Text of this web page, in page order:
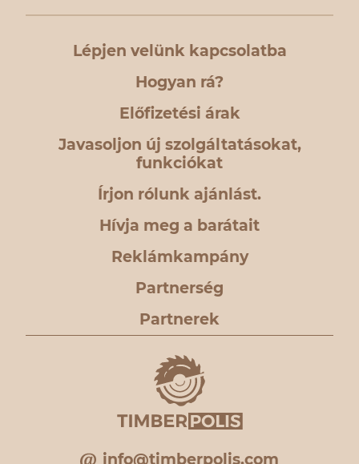
Lépjen velünk kapcsolatba
Hogyan rá?
Előfizetési árak
Javasoljon új szolgáltatásokat,
funkciókat
Írjon rólunk ajánlást.
Hívja meg a barátait
Reklámkampány
Partnerség
Partnerek
info@timberpolis.com